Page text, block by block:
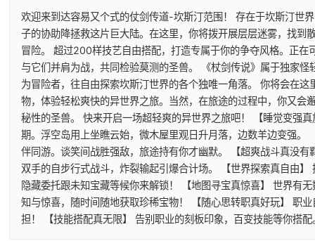
欢迎来到达容易又个式的仗剑传道-坎斯汀范围！ 存在于坎斯汀世
子的协助降拯救这片巨大陆。在这里，你将拨开展层层迷雾，找到
冒险。 超过200样技艺自由搭配，打造专属于你的争夺风格。正在
与它们并肩为战，共同检验莫测的圣兽。 《杖剑传说》属于独家
为冒险者，往自由探索坎斯汀世界的各个独唯一角落。 你将会在
物，体验轻松爽快的异世界之旅。当然，在旅途的过程中，你又会
秘性的圣兽。 快来开启一场超轻爽的异世界之旅吧！ 【睡觉变强
期。浮空岛用上坐瞧云始，微木屋里观日升月落，边数羊边变强。
伴同游。谈笑间战胜强敌，旅途持有你才幽默。 【超爽战斗真没
双手的自步行式战斗，炸裂输起引爆合计场。 【世界探索真自由
隐藏委托跟未知宝藏等候你来解锁！ 【地图寻宝真惊喜】 世界有
知与惊喜，随时间随地获取珍稀宝物！ 【随心思转职真好玩】 职
担！ 【技能搭配真无限】 告别职业的刻板印象，百变技能等你搭